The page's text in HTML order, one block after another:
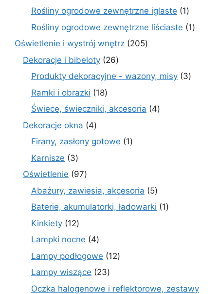
produkty
Rośliny ogrodowe zewnętrzne iglaste 11
produkt
Rośliny ogrodowe zewnętrzne liściaste 11
Oświetlenie i wystrój wnętrz 205205
Dekoracje i bibeloty 2626
Produkty dekoracyjne - wazony, misy 33
Ramki i obrazki 1818
produktów
Świece, świeczniki, akcesoria 44
Dekoracje okna 44
produkty
Firany, zasłony gotowe 11
Karnisze 33
produkty
Oświetlenie 9797
produktów
Abażury, zawiesia, akcesoria 55
produktów
Baterie, akumulatorki, ładowarki 11
Kinkiety 1212
produktów
Lampki nocne 44
produkty
Lampy podłogowe 1212
Lampy wiszące 2323
produkty
Oczka halogenowe i reflektorowe, zestawy